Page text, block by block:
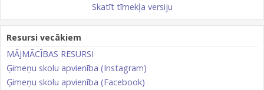
Skatīt tīmekļa versiju
Resursi vecākiem
MĀJMĀCĪBAS RESURSI
Ģimeņu skolu apvienība (Instagram)
Ģimeņu skolu apvienība (Facebook)